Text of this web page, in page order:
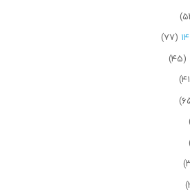
(۷۷)
(۴۵)